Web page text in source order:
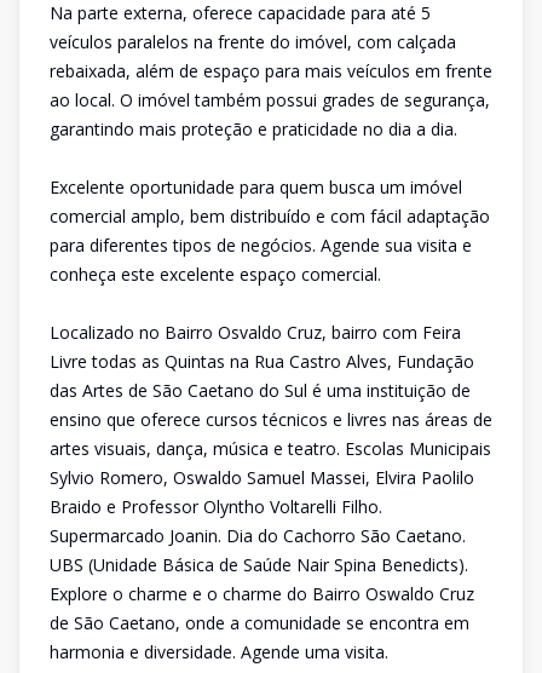
Na parte externa, oferece capacidade para até 5
veículos paralelos na frente do imóvel, com calçada
rebaixada, além de espaço para mais veículos em frente
ao local. O imóvel também possui grades de segurança,
garantindo mais proteção e praticidade no dia a dia.
Excelente oportunidade para quem busca um imóvel
comercial amplo, bem distribuído e com fácil adaptação
para diferentes tipos de negócios. Agende sua visita e
conheça este excelente espaço comercial.
Localizado no Bairro Osvaldo Cruz, bairro com Feira
Livre todas as Quintas na Rua Castro Alves, Fundação
das Artes de São Caetano do Sul é uma instituição de
ensino que oferece cursos técnicos e livres nas áreas de
artes visuais, dança, música e teatro. Escolas Municipais
Sylvio Romero, Oswaldo Samuel Massei, Elvira Paolilo
Braido e Professor Olyntho Voltarelli Filho.
Supermarcado Joanin. Dia do Cachorro São Caetano.
UBS (Unidade Básica de Saúde Nair Spina Benedicts).
Explore o charme e o charme do Bairro Oswaldo Cruz
de São Caetano, onde a comunidade se encontra em
harmonia e diversidade. Agende uma visita.